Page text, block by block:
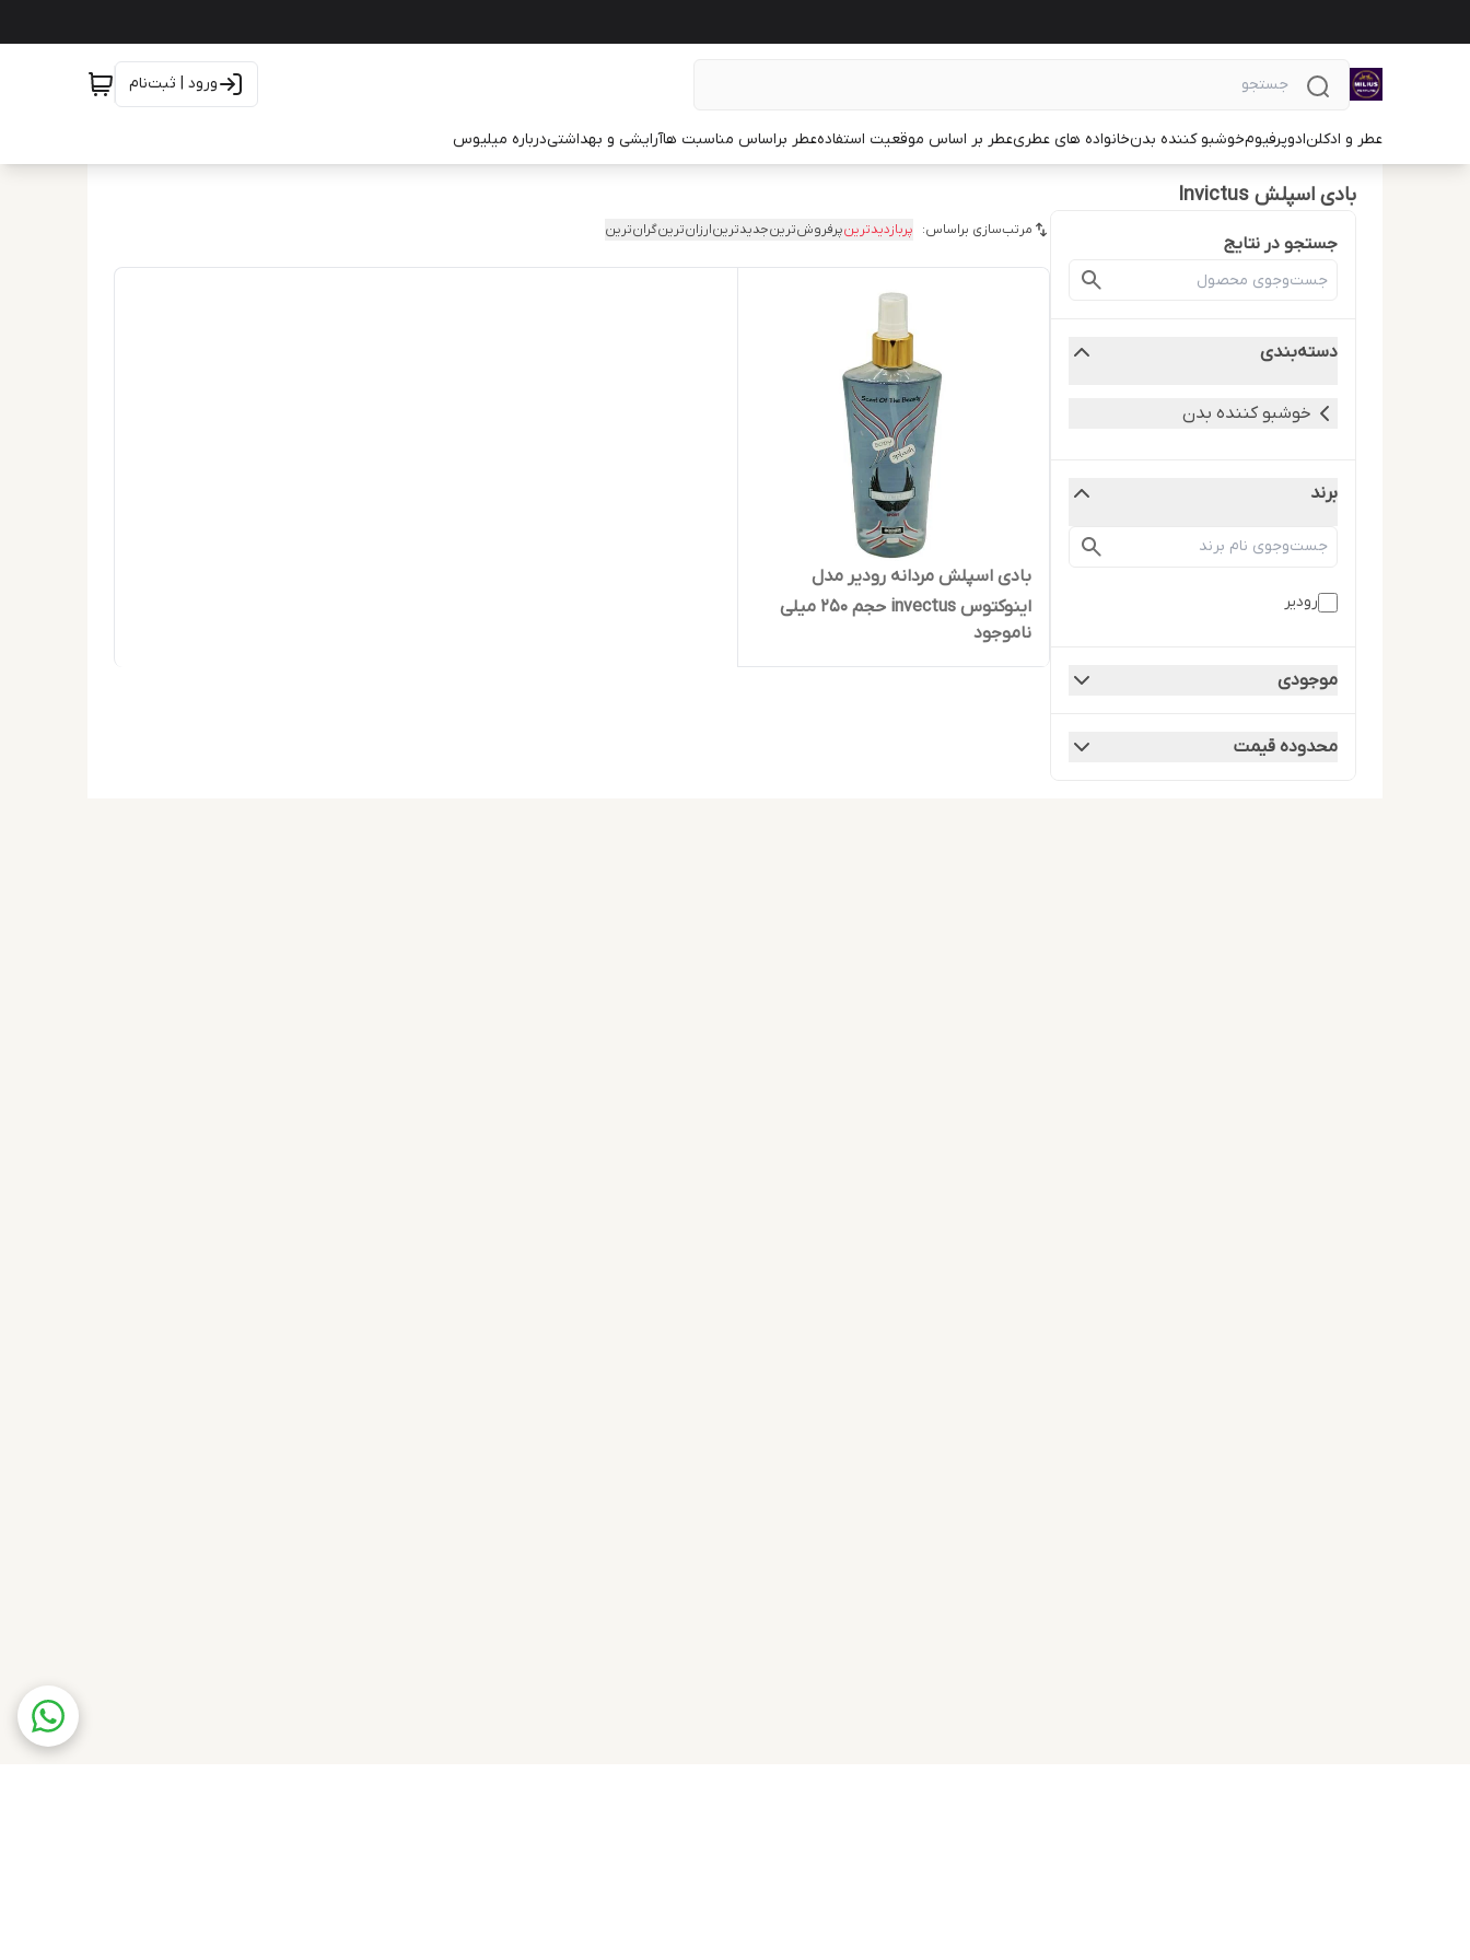
ورود | ثبت‌نام
عطر و ادکلنادوپرفیومخوشبو کننده بدنخانواده های عطریعطر بر اساس موقعیت استفادهعطر براساس مناسبت هاآرایشی و بهداشتیدرباره میلیوس
بادی اسپلش Invictus
جستجو در نتایج
دسته‌بندی
خوشبو کننده بدن
برند
رودیر
موجودی
محدوده قیمت
مرتب‌سازی براساس: پربازدیدترینپرفروش‌ترینجدیدترینارزان‌ترینگران‌ترین
بادی اسپلش مردانه رودیر مدل
اینوکتوس invectus حجم 250 میلی
لیتر
ناموجود